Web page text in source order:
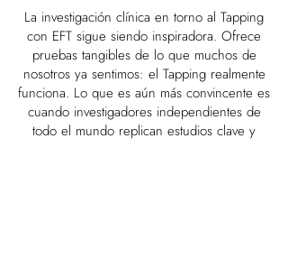
La investigación clínica en torno al Tapping
con EFT sigue siendo inspiradora. Ofrece
pruebas tangibles de lo que muchos de
nosotros ya sentimos: el Tapping realmente
funciona. Lo que es aún más convincente es
cuando investigadores independientes de
todo el mundo replican estudios clave y